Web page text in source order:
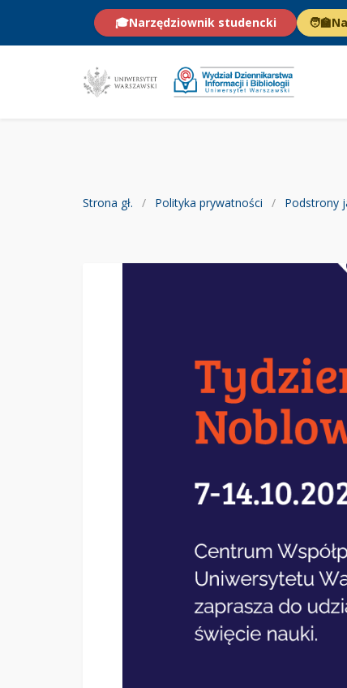
🎓Narzędziownik studencki 🧑‍🏫
Strona gł. Polityka prywatności Podstrony